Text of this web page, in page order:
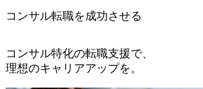
コンサル転職を成功させる
コンサル特化の転職支援で、
理想のキャリアアップを。